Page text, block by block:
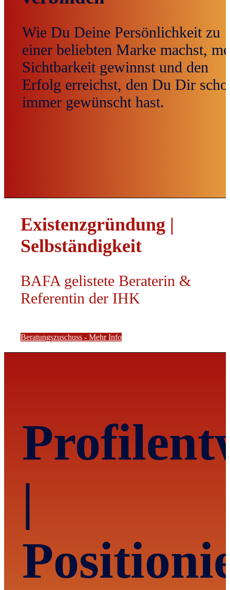
Wie Du Deine Persönlichkeit zu
einer beliebten Marke machst,
Sichtbarkeit gewinnst und den
Erfolg erreichst, den Du Dir
immer gewünscht hast.
Existenzgründung |
Selbständigkeit
BAFA gelistete Beraterin &
Referentin der IHK
Beratungszuschuss - Mehr Info
|